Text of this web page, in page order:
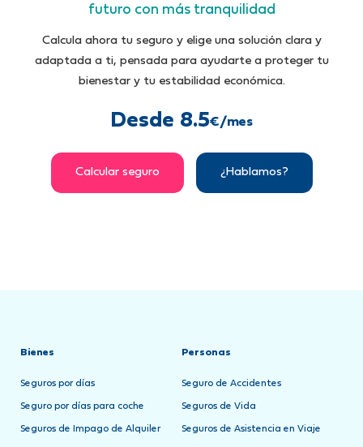
futuro con más tranquilidad
Calcula ahora tu seguro y elige una solución clara y
adaptada a ti, pensada para ayudarte a proteger tu
bienestar y tu estabilidad económica.
Desde 8.5€/mes
Calcular seguro ¿Hablamos?
Bienes
Seguros por días
Seguro por días para coche
Seguros de Impago de Alquiler
Personas
Seguro de Accidentes
Seguros de Vida
Seguros de Asistencia en Viaje